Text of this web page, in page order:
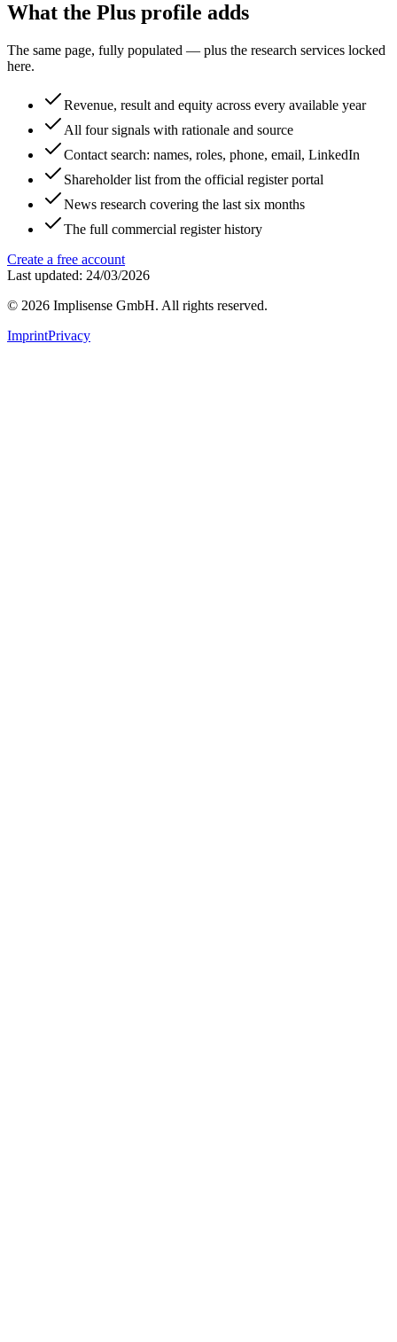
What the Plus profile adds
The same page, fully populated — plus the research services locked
here.
Revenue, result and equity across every available year
All four signals with rationale and source
Contact search: names, roles, phone, email, LinkedIn
Shareholder list from the official register portal
News research covering the last six months
The full commercial register history
Create a free account
Last updated: 24/03/2026
© 2026 Implisense GmbH. All rights reserved.
ImprintPrivacy